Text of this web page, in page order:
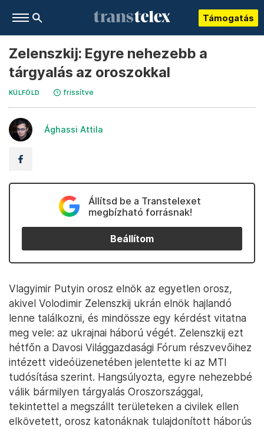
Támogatás
Zelenszkij: Egyre nehezebb a
tárgyalás az oroszokkal
KÜLFÖLD frissítve
Ághassi Attila
Állítsd be a Transtelexet
megbízható forrásnak!
Beállítom
Vlagyimir Putyin orosz elnök az egyetlen orosz,
akivel Volodimir Zelenszkij ukrán elnök hajlandó
lenne találkozni, és mindössze egy kérdést vitatna
meg vele: az ukrajnai háború végét. Zelenszkij ezt
hétfőn a Davosi Világgazdasági Fórum részvevőihez
intézett videóüzenetében jelentette ki az MTI
tudósítása szerint. Hangsúlyozta, egyre nehezebbé
válik bármilyen tárgyalás Oroszországgal,
tekintettel a megszállt területeken a civilek ellen
elkövetett, orosz katonáknak tulajdonított háborús